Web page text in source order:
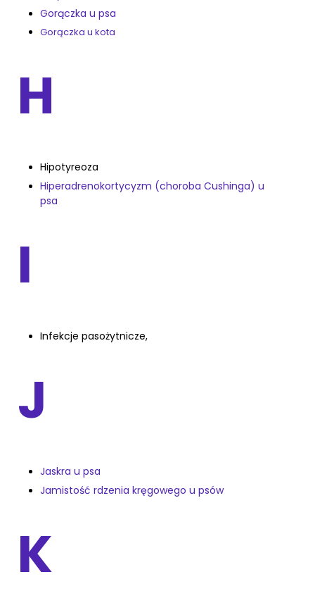
Gorączka u psa
Gorączka u kota
H
Hipotyreoza
Hiperadrenokortycyzm (choroba Cushinga) u
psa
I
Infekcje pasożytnicze,
J
Jaskra u psa
Jamistość rdzenia kręgowego u psów
K